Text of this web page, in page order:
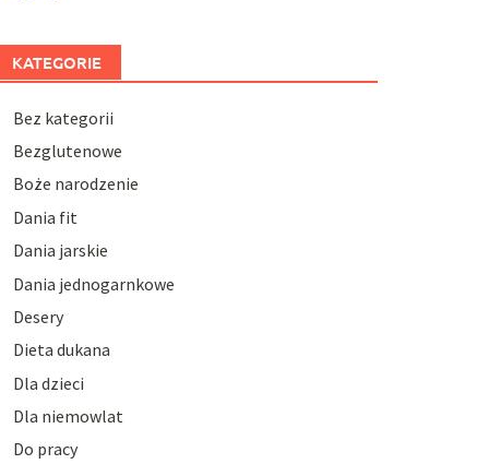
KATEGORIE
Bez kategorii
Bezglutenowe
Boże narodzenie
Dania fit
Dania jarskie
Dania jednogarnkowe
Desery
Dieta dukana
Dla dzieci
Dla niemowlat
Do pracy